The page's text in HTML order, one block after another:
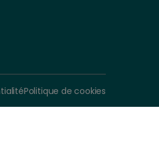
Politique de cookies